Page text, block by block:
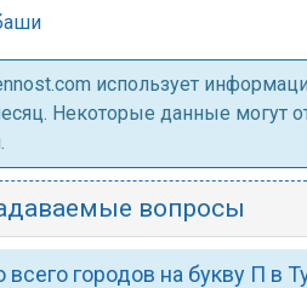
использует
Некоторые данные могут
вопросы
всего городов на букву П в